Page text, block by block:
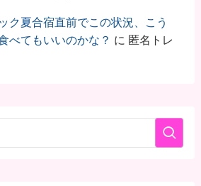
ク夏合宿直前でこの状況、こう
べてもいいのかな？ に 匿名トレ